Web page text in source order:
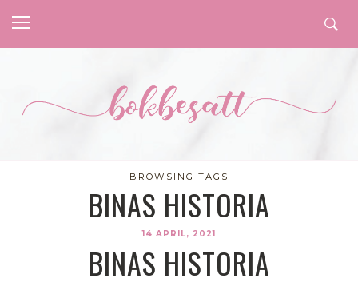
BROWSING TAGS
BINAS HISTORIA
14 APRIL, 2021
BINAS HISTORIA